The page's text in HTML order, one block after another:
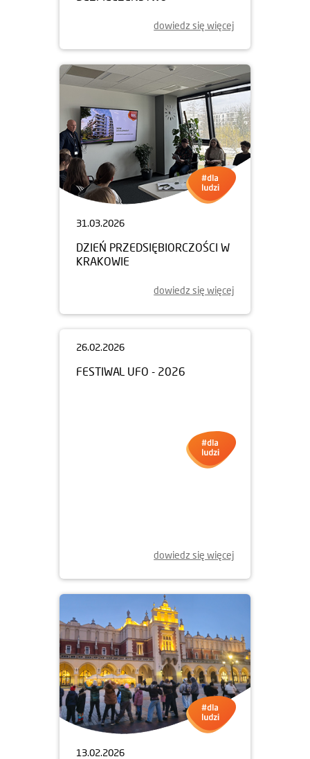
dowiedz się więcej
31.03.2026
DZIEŃ PRZEDSIĘBIORCZOŚCI W
KRAKOWIE
dowiedz się więcej
dowiedz się więcej
13.02.2026